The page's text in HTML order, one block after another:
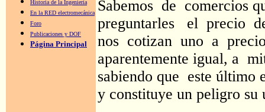
Historia de la Ingeniería
En la RED electromecánica
Foro
Publicaciones y DOF
Página Principal
Sabemos de comercios
preguntarles el precio
nos cotizan uno a
aparentemente igual, a
sabiendo que este último
y constituye un peligro su